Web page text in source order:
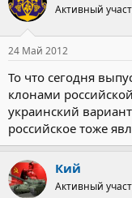
Активный
24 Май 2012
То что сегодня
клонами
украинский
российское тоже
Кий
Активный